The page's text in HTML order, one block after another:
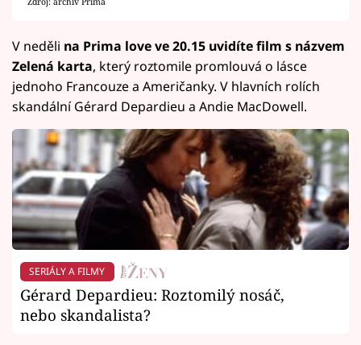
V neděli na Prima love ve 20.15 uvidíte film s názvem
Zelená karta, který roztomile promlouvá o lásce
jednoho Francouze a Američanky. V hlavních rolích
skandální Gérard Depardieu a Andie MacDowell.
SERIÁLY A FILMY
Gérard Depardieu: Roztomilý nosáč,
nebo skandalista?